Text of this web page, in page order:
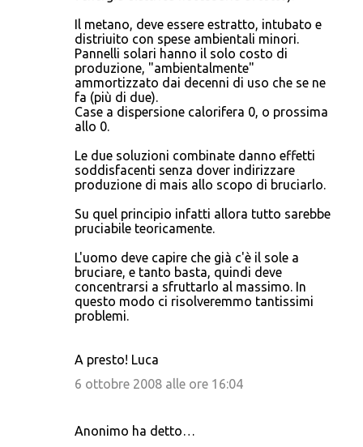
Il metano, deve essere estratto, intubato e
distriuito con spese ambientali minori.
Pannelli solari hanno il solo costo di
produzione, "ambientalmente"
ammortizzato dai decenni di uso che se ne
fa (più di due).
Case a dispersione calorifera 0, o prossima
allo 0.
Le due soluzioni combinate danno effetti
soddisfacenti senza dover indirizzare
produzione di mais allo scopo di bruciarlo.
Su quel principio infatti allora tutto sarebbe
pruciabile teoricamente.
L'uomo deve capire che già c'è il sole a
bruciare, e tanto basta, quindi deve
concentrarsi a sfruttarlo al massimo. In
questo modo ci risolveremmo tantissimi
problemi.
A presto! Luca
6 ottobre 2008 alle ore 16:04
Anonimo ha detto…